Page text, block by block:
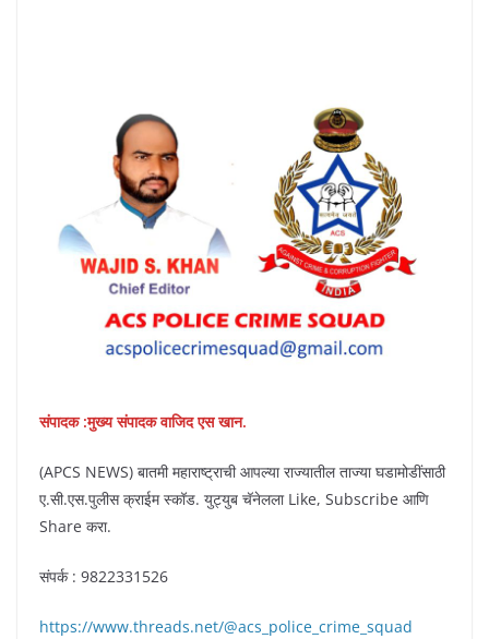
संपादक :मुख्य संपादक वाजिद एस खान.
(APCS NEWS) बातमी महाराष्ट्राची आपल्या राज्यातील ताज्या घडामोडींसाठी
ए.सी.एस.पुलीस क्राईम स्कॉड. युट्युब चॅनेलला Like, Subscribe आणि
Share करा.
संपर्क : 9822331526
https://www.threads.net/@acs_police_crime_squad